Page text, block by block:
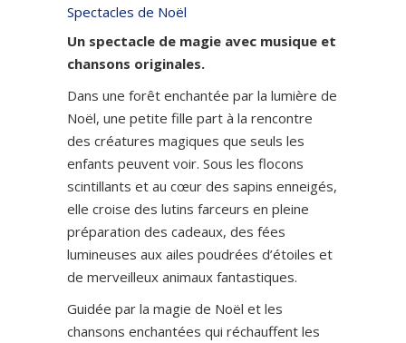
Spectacles de Noël
Un spectacle de magie avec musique et
chansons originales.
Dans une forêt enchantée par la lumière de
Noël, une petite fille part à la rencontre
des créatures magiques que seuls les
enfants peuvent voir. Sous les flocons
scintillants et au cœur des sapins enneigés,
elle croise des lutins farceurs en pleine
préparation des cadeaux, des fées
lumineuses aux ailes poudrées d’étoiles et
de merveilleux animaux fantastiques.
Guidée par la magie de Noël et les
chansons enchantées qui réchauffent les